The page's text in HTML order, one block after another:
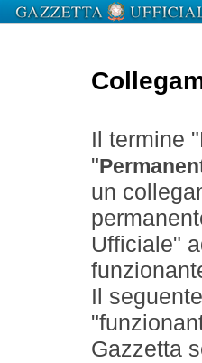
Il termine
"
un
Ufficiale"
Il
Gazzetta